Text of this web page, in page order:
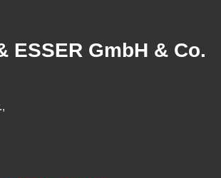
ESSER GmbH & Co.